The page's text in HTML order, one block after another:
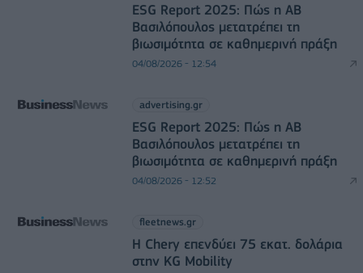
ESG Report 2025: Πώς η ΑΒ
Βασιλόπουλος μετατρέπει τη
βιωσιμότητα σε καθημερινή πράξη
04/08/2026 - 12:54
advertising.gr
ESG Report 2025: Πώς η ΑΒ
Βασιλόπουλος μετατρέπει τη
βιωσιμότητα σε καθημερινή πράξη
04/08/2026 - 12:52
fleetnews.gr
Η Chery επενδύει 75 εκατ. δολάρια
στην KG Mobility